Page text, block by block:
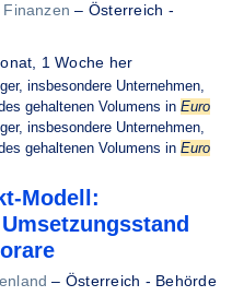
– Österreich -
1 Woche her
insbesondere Unternehmen,
gehaltenen Volumens in Euro
insbesondere Unternehmen,
gehaltenen Volumens in Euro
Modell:
– Österreich - Behörde